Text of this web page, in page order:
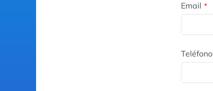
Email *
Teléfono